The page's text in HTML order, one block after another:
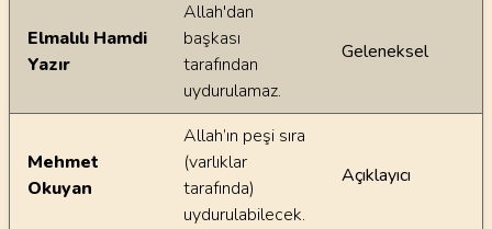
Elmalılı Hamdi
Yazır
Allah'dan
başkası
tarafından
uydurulamaz.
Geleneksel
Mehmet
Okuyan
Allah’ın peşi sıra
(varlıklar
tarafında)
uydurulabilecek.
Açıklayıcı